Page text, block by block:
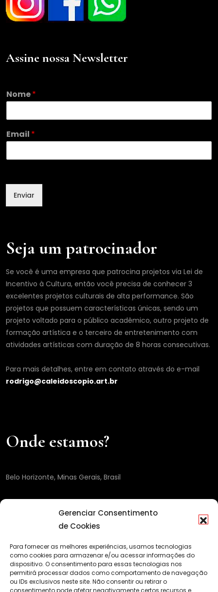
Gerenciar Consentimento
de Cookies
Para fornecer as melhores experiências, usamos tecnologias
como cookies para armazenar e/ou acessar informações do
dispositivo. O consentimento para essas tecnologias nos
permitirá processar dados como comportamento de navegação
ou IDs exclusivos neste site. Não consentir ou retirar o
consentimento pode afetar negativamente certos recursos e
Assine nossa Newsletter
N
o
e
m
i
m
i
Nome*
Email *
Enviar
Seja um patrocinador
Se você é uma empresa que patrocina projetos via Lei de
Incentivo à Cultura, então você precisa de conhecer 3
excelentes projetos culturais de alta performance. São
projetos que possuem características únicas, sendo um
projeto voltado para o público acadêmico, outro projeto de
formação artística e o terceiro de entretenimento com
atividades artísticas com duração de 8 horas consecutivas.
Para mais detalhes, entre em contato através do e-mail
rodrigo@caleidoscopio.art.br
Onde estamos?
Belo Horizonte, Minas Gerais, Brasil